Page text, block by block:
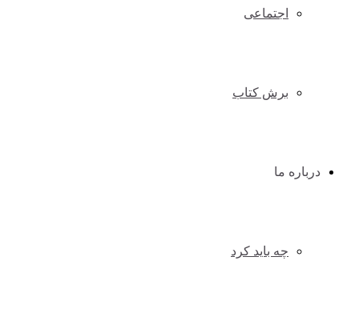
اجتماعی
برش کتاب
درباره ما
چه باید کرد